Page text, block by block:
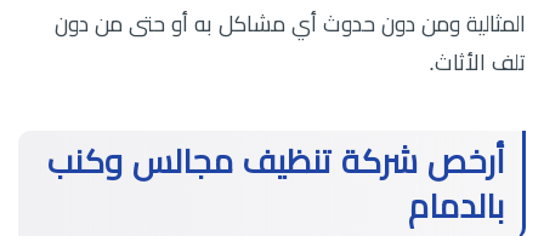
المثالية ومن دون حدوث أي مشاكل به أو حتى من دون
تلف الأثاث.
أرخص شركة تنظيف مجالس وكنب
بالدمام